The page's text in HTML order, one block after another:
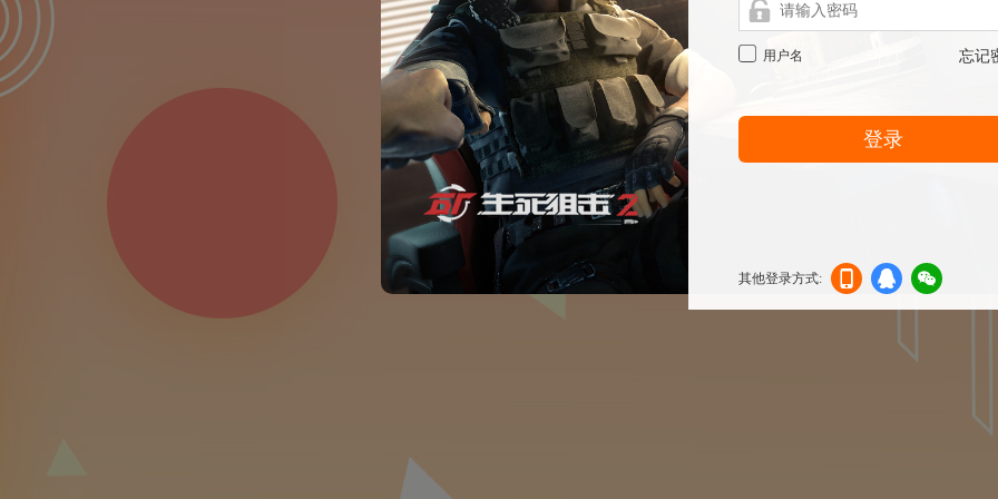
用户名 忘记
登录
其他登录方式:
机登
登录
信登